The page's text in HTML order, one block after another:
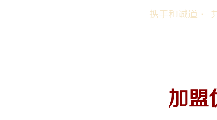
携手和诚道·
加盟